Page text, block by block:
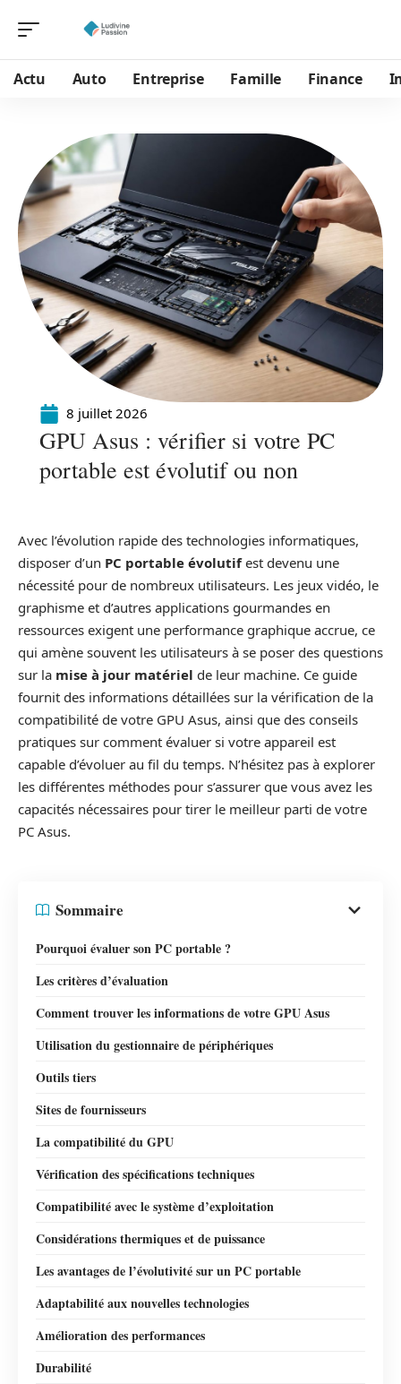
Actu Auto Entreprise Famille Finance
8 juillet 2026
GPU Asus : vérifier si votre PC
portable est évolutif ou non
Avec l’évolution rapide des technologies informatiques,
disposer d’un PC portable évolutifest devenu une
nécessité pour de nombreux utilisateurs. Les jeux vidéo, le
graphisme et d’autres applications gourmandes en
ressources exigent une performance graphique accrue, ce
qui amène souvent les utilisateurs à se poser des questions
sur la mise à jour matériel de leur machine. Ce guide
fournit des informations détaillées sur la vérification de la
compatibilité de votre GPU Asus, ainsi que des conseils
pratiques sur comment évaluer si votre appareil est
capable d’évoluer au fil du temps. N’hésitez pas à explorer
les différentes méthodes pour s’assurer que vous avez les
capacités nécessaires pour tirer le meilleur parti de votre
PC Asus.
Sommaire
Pourquoi évaluer son PC portable ?
Les critères d’évaluation
Comment trouver les informations de votre GPU Asus
Utilisation du gestionnaire de périphériques
Outils tiers
Sites de fournisseurs
La compatibilité du GPU
Vérification des spécifications techniques
Compatibilité avec le système d’exploitation
Considérations thermiques et de puissance
Les avantages de l’évolutivité sur un PC portable
Adaptabilité aux nouvelles technologies
Amélioration des performances
Durabilité